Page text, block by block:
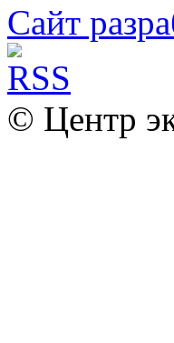
Сайт
© Центр